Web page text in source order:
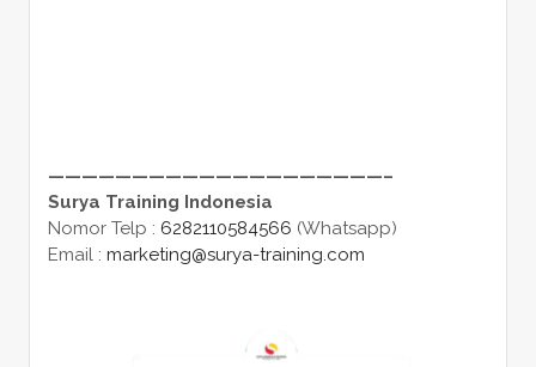
————————————————————–
Surya Training Indonesia
Nomor Telp : 6282110584566 (Whatsapp)
Email : marketing@surya-training.com